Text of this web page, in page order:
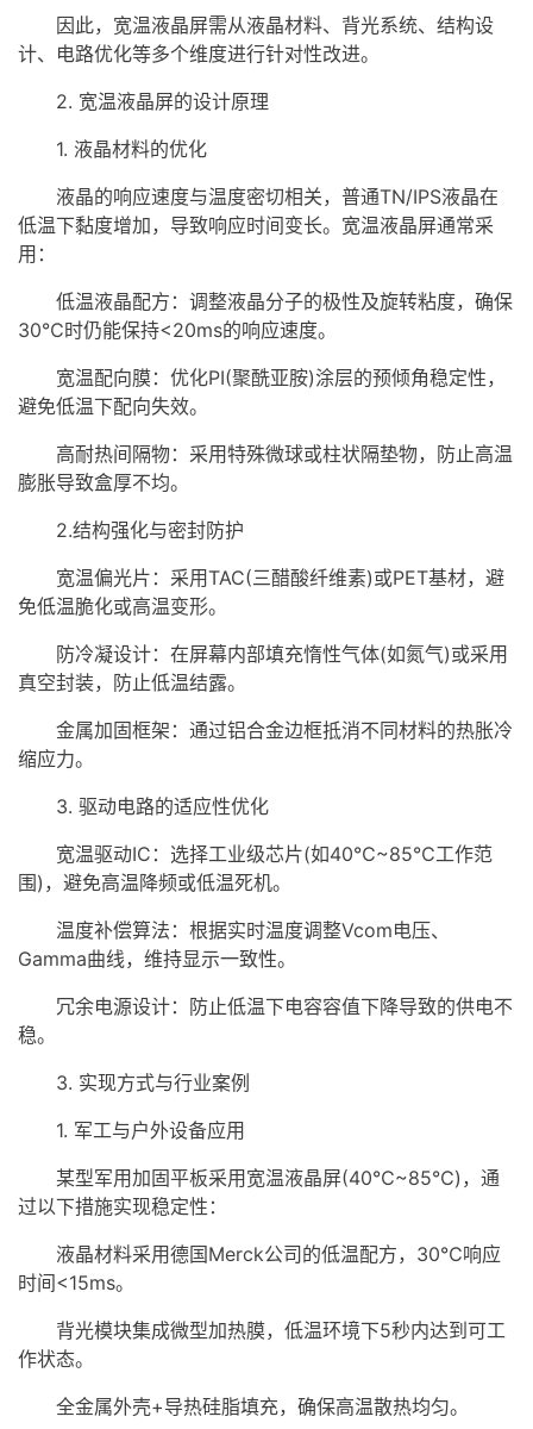
因此，宽温液晶屏需从液晶材料、背光系统、结构设
计、电路优化等多个维度进行针对性改进。
2. 宽温液晶屏的设计原理
1. 液晶材料的优化
液晶的响应速度与温度密切相关，普通TN/IPS液晶在
低温下黏度增加，导致响应时间变长。宽温液晶屏通常采
用：
低温液晶配方：调整液晶分子的极性及旋转粘度，确保
30℃时仍能保持<20ms的响应速度。
宽温配向膜：优化PI(聚酰亚胺)涂层的预倾角稳定性，
避免低温下配向失效。
高耐热间隔物：采用特殊微球或柱状隔垫物，防止高温
膨胀导致盒厚不均。
2.结构强化与密封防护
宽温偏光片：采用TAC(三醋酸纤维素)或PET基材，避
免低温脆化或高温变形。
防冷凝设计：在屏幕内部填充惰性气体(如氮气)或采用
真空封装，防止低温结露。
金属加固框架：通过铝合金边框抵消不同材料的热胀冷
缩应力。
3. 驱动电路的适应性优化
宽温驱动IC：选择工业级芯片(如40℃~85℃工作范
围)，避免高温降频或低温死机。
温度补偿算法：根据实时温度调整Vcom电压、
Gamma曲线，维持显示一致性。
冗余电源设计：防止低温下电容容值下降导致的供电不
稳。
3. 实现方式与行业案例
1. 军工与户外设备应用
某型军用加固平板采用宽温液晶屏(40℃~85℃)，通
过以下措施实现稳定性：
液晶材料采用德国Merck公司的低温配方，30℃响应
时间<15ms。
背光模块集成微型加热膜，低温环境下5秒内达到可工
作状态。
全金属外壳+导热硅脂填充，确保高温散热均匀。